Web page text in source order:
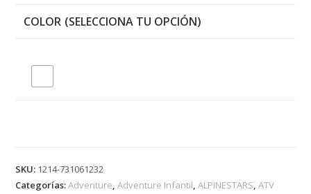
COLOR
SKU: 1214-731061232
Categorías:Adventure ,Adventure Infantil ,ALPINESTARS ,ATV